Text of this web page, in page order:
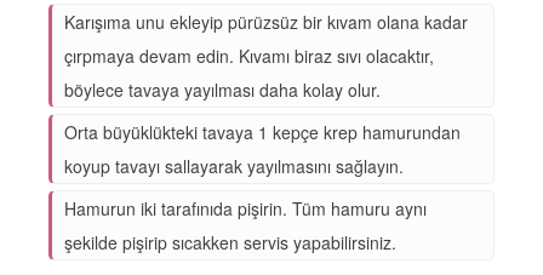
Karışıma unu ekleyip pürüzsüz bir kıvam olana kadar
çırpmaya devam edin. Kıvamı biraz sıvı olacaktır,
böylece tavaya yayılması daha kolay olur.
Orta büyüklükteki tavaya 1 kepçe krep hamurundan
koyup tavayı sallayarak yayılmasını sağlayın.
Hamurun iki tarafınıda pişirin. Tüm hamuru aynı
şekilde pişirip sıcakken servis yapabilirsiniz.